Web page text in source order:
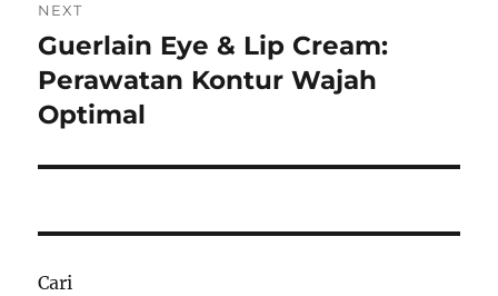
NEXT
Next
post:
Guerlain Eye & Lip Cream:
Perawatan Kontur Wajah
Optimal
Cari